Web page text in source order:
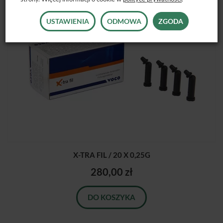
X-TRA FIL / 20 X 0,25G
280,00 zł
DO KOSZYKA
USTAWIENIA ODMOWA ZGODA